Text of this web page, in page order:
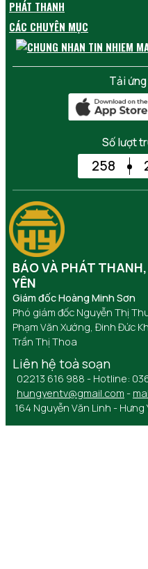
PHÁT THANH
CÁC CHUYÊN MỤC
Tải
Số lượt
258
BÁO VÀ PHÁT
YÊN
Giám đốc Hoàng Minh Sơn
Phó giám đốc Nguyễn Thị
Phạm Văn Xướng, Đinh Đức
Trần Thị Thoa
Liên hệ toà soạn
02213 616 988 - Hotline:
hungyentv@gmail.com -
164 Nguyễn Văn Linh - Hưng